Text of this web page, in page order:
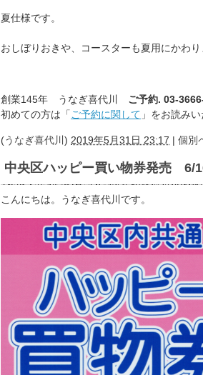
夏仕様です。
おしぼりおきや、コースターも夏用にかわり
創業145年 うなぎ喜代川 ご予約. 03-
初めての方は「 ご予約に関して 」をお読み
(うなぎ喜代川 ) 2019年5月31日 23:17 | 個別
中央区ハッピー買い物券発売 6/
こんにちは。うなぎ喜代川です。